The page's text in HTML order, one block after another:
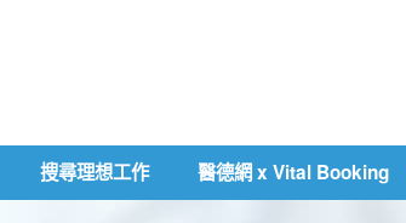
搜尋理想工作 醫德網 x Vital Booking